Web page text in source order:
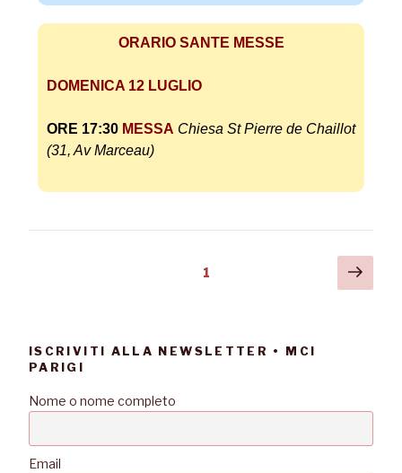
ORARIO SANTE MESSE
DOMENICA 12 LUGLIO
ORE 17:30 MESSA Chiesa St Pierre de Chaillot
(31, Av Marceau)
1
ISCRIVITI ALLA NEWSLETTER • MCI
PARIGI
Nome o nome completo
Email